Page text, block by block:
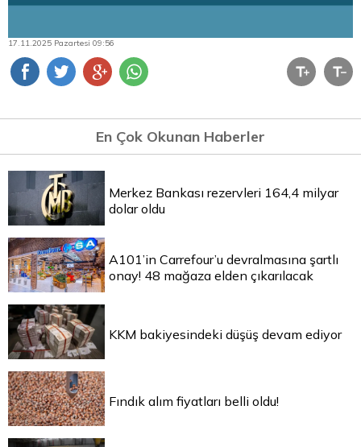
17.11.2025 Pazartesi 09:56
En Çok Okunan Haberler
Merkez Bankası rezervleri 164,4 milyar
dolar oldu
A101’in Carrefour’u devralmasına şartlı
onay! 48 mağaza elden çıkarılacak
KKM bakiyesindeki düşüş devam ediyor
Fındık alım fiyatları belli oldu!